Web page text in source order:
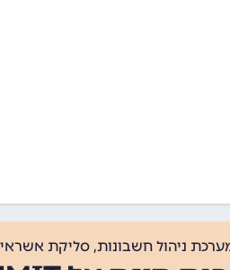
ניהול חשבונות, סליקת